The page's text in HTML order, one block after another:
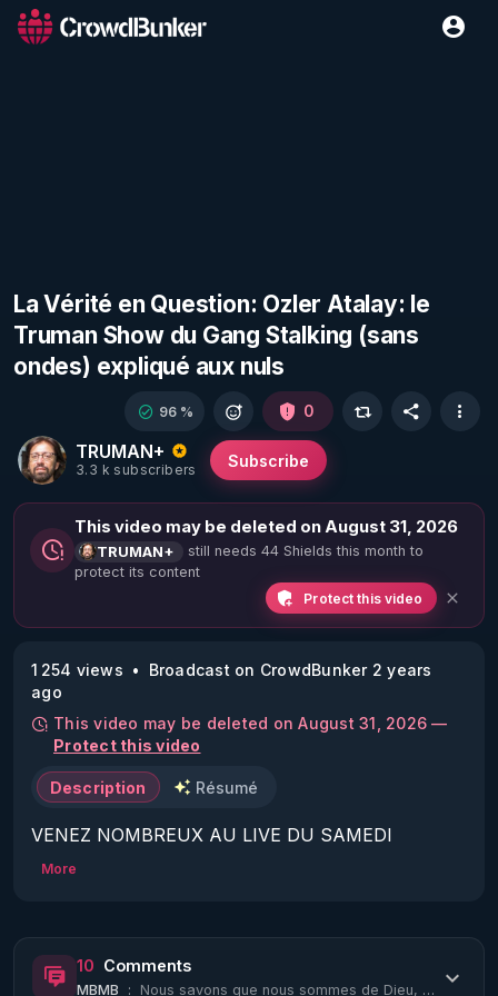
La Vérité en Question: Ozler Atalay: le
Truman Show du Gang Stalking (sans
ondes) expliqué aux nuls
TRUMAN+
3.3 k subscribers
Subscribe
96 % 0
This video may be deleted on August 31, 2026
TRUMAN+
still needs 44 Shields this month to
protect its content
Protect this video
1 254 views
Broadcast on CrowdBunker 2 years
ago
This video may be deleted on August 31, 2026 —
Protect this video
Description Résumé
VENEZ NOMBREUX AU LIVE DU SAMEDI
06/07/24 21H (nouvel horaire d'été : 21h) :
Autres invités : Brûlé Parlesilluminés, Aurélie.
Sujet : le Truman Show du Gang Stalking (sans
More
10 Comments
MBMB : Nous savons que nous sommes de Dieu, et que le monde entier est sous la puissanc...